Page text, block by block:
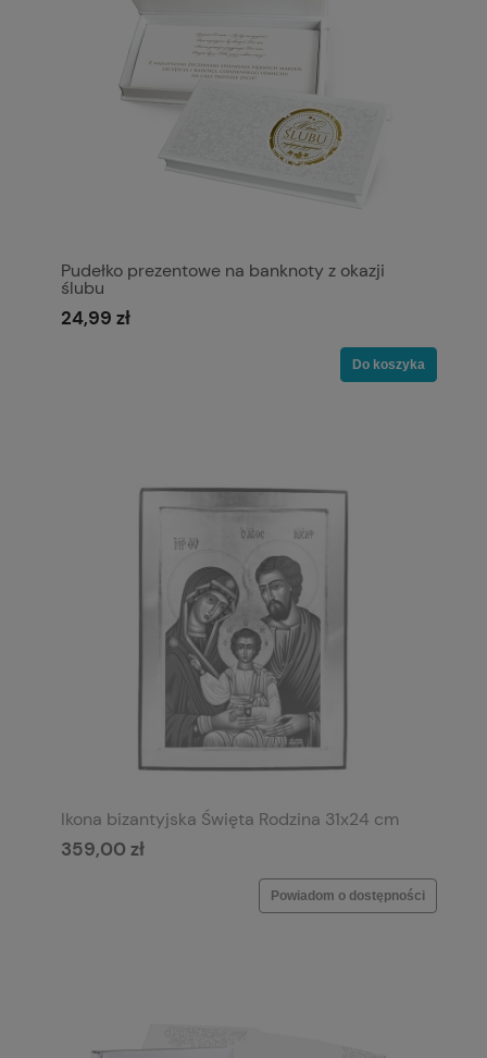
Pudełko prezentowe na banknoty z okazji
ślubu
24,99 zł
Do koszyka
Ikona bizantyjska Święta Rodzina 31x24 cm
359,00 zł
Powiadom o dostępności